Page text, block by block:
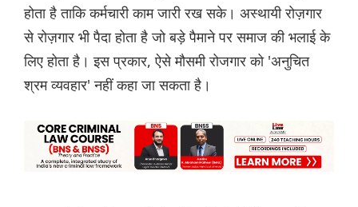
होता है ताकि कर्मचारी काम जारी रख सके। अस्थायी रोज़गार
से रोज़गार भी पैदा होता है जो बड़े पैमाने पर समाज की भलाई के
लिए होता है। इस प्रकार, ऐसे मौसमी रोजगार को 'अनुचित
श्रम व्यवहार' नहीं कहा जा सकता है।